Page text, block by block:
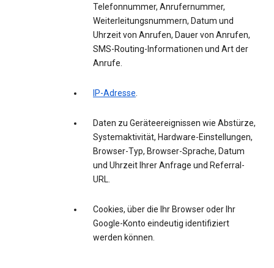
Telefonnummer, Anrufernummer,
Weiterleitungsnummern, Datum und
Uhrzeit von Anrufen, Dauer von Anrufen,
SMS-Routing-Informationen und Art der
Anrufe.
IP-Adresse.
Daten zu Geräteereignissen wie Abstürze,
Systemaktivität, Hardware-Einstellungen,
Browser-Typ, Browser-Sprache, Datum
und Uhrzeit Ihrer Anfrage und Referral-
URL.
Cookies, über die Ihr Browser oder Ihr
Google-Konto eindeutig identifiziert
werden können.